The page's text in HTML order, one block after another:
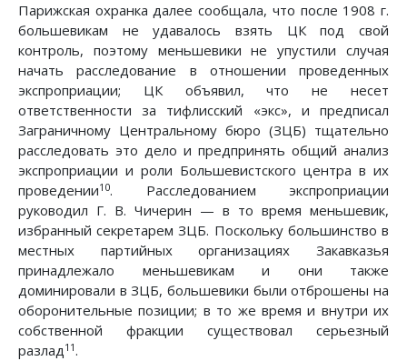
Парижская охранка далее сообщала, что после 1908 г.
большевикам не удавалось взять ЦК под свой
контроль, поэтому меньшевики не упустили случая
начать расследование в отношении проведенных
экспроприации; ЦК объявил, что не несет
ответственности за тифлисский «экс», и предписал
Заграничному Центральному бюро (ЗЦБ) тщательно
расследовать это дело и предпринять общий анализ
экспроприации и роли Большевистского центра в их
проведении10. Расследованием экспроприации
руководил Г. В. Чичерин — в то время меньшевик,
избранный секретарем ЗЦБ. Поскольку большинство в
местных партийных организациях Закавказья
принадлежало меньшевикам и они также
доминировали в ЗЦБ, большевики были отброшены на
оборонительные позиции; в то же время и внутри их
собственной фракции существовал серьезный
разлад11.